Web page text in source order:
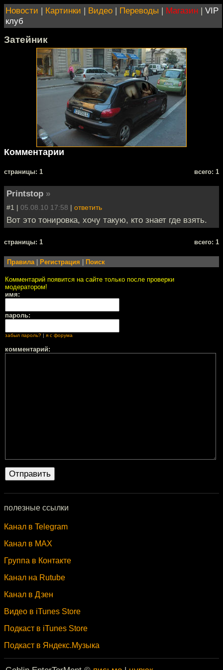
Новости | Картинки | Видео | Переводы | Магазин | VIP
клуб
Затейник
Комментарии
cтраницы: 1 всего: 1
Printstop »
#1 | 05.08.10 17:58 | ответить
Вот это тонировка, хочу такую, кто знает где взять.
cтраницы: 1 всего: 1
Правила Регистрация Поиск
Комментарий появится на сайте только после проверки
модератором!
имя:
пароль:
забыл пароль? | я с форума
комментарий:
полезные ссылки
Канал в Telegram
Канал в MAX
Группа в Контакте
Канал на Rutube
Канал в Дзен
Видео в iTunes Store
Подкаст в iTunes Store
Подкаст в Яндекс.Музыка